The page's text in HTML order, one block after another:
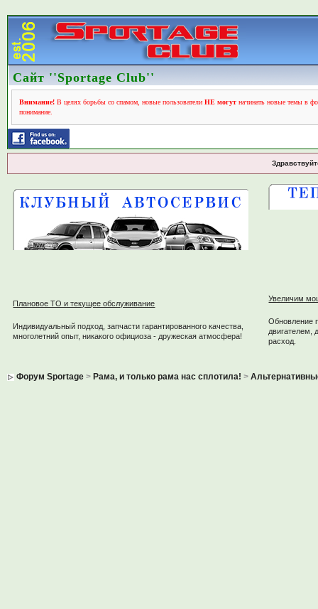
Сайт ''Sportage Club''
Внимание!В целях борьбы со спамом, новые пользователи НЕ могутначинать новые темы в
понимание.
Плановое ТО и текущее обслуживание
Индивидуальный подход, запчасти гарантированного качества,
многолетний опыт, никакого официоза - дружеская атмосфера!
Увеличим
Обновление
двигателем,
расход.
Форум Sportage> Рама, и только рама нас сплотила! >